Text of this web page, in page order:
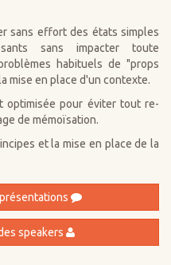
sans effort des états simples
sans impacter toute
habituels de "props
mise en place d'un contexte.
optimisée pour éviter tout re-
de mémoïsation.
et la mise en place de la
speakers